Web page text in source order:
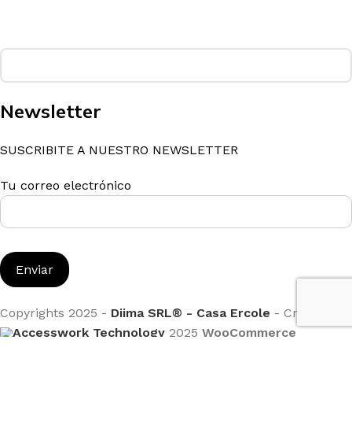
Newsletter
SUSCRIBITE A NUESTRO NEWSLETTER
Tu correo electrónico
Copyrights 2025 - Diima SRL® - Casa Ercole - Creado por
Accesswork Technology 2025 WooCommerce